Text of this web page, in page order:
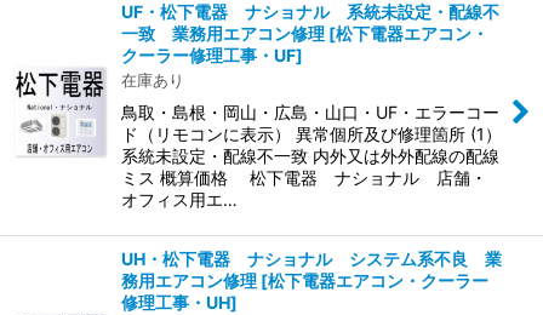
UF・松下電器 ナショナル 系統未設定・配線不
一致 業務用エアコン修理 [松下電器エアコン・
クーラー修理工事・UF]
在庫あり
鳥取・島根・岡山・広島・山口・UF・エラーコー
ド（リモコンに表示） 異常個所及び修理箇所 (1）
系統未設定・配線不一致 内外又は外外配線の配線
ミス 概算価格 松下電器 ナショナル 店舗・
オフィス用エ…
UH・松下電器 ナショナル システム系不良 業
務用エアコン修理 [松下電器エアコン・クーラー
修理工事・UH]